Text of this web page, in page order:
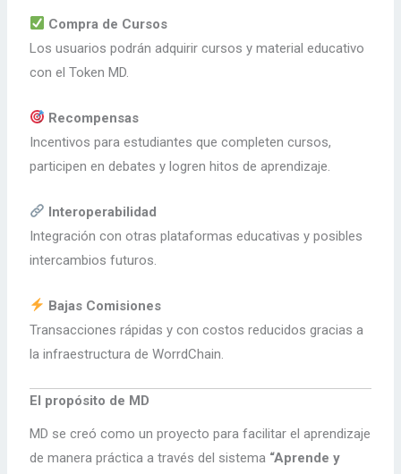
Compra de Cursos
Los usuarios podrán adquirir cursos y material educativo
con el Token MD.
Recompensas
Incentivos para estudiantes que completen cursos,
participen en debates y logren hitos de aprendizaje.
Interoperabilidad
Integración con otras plataformas educativas y posibles
intercambios futuros.
Bajas Comisiones
Transacciones rápidas y con costos reducidos gracias a
la infraestructura de WorrdChain.
El propósito de MD
MD se creó como un proyecto para facilitar el aprendizaje
de manera práctica a través del sistema “Aprende y